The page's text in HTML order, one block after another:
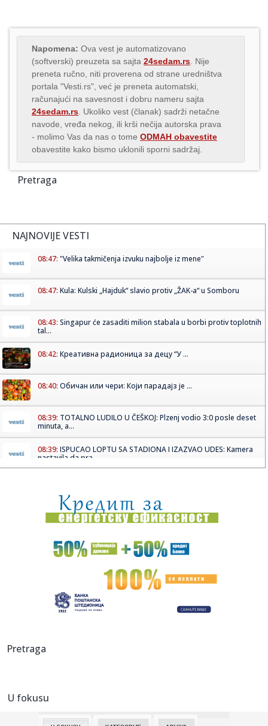
Napomena: Ova vest je automatizovano
(softverski) preuzeta sa sajta 24sedam.rs . Nije
preneta ručno, niti proverena od strane uredništva
portala "Vesti.rs", već je preneta automatski,
računajući na savesnost i dobru nameru sajta
24sedam.rs . Ukoliko vest (članak) sadrži netačne
navode, vređa nekog, ili krši nečija autorska prava
- molimo Vas da nas o tome ODMAH obavestite
obavestite kako bismo uklonili sporni sadržaj.
Pretraga
NAJNOVIJE VESTI
08:47: "Velika takmičenja izvuku najbolje iz mene"
08:47: Kula: Kulski „Hajduk“ slavio protiv „ŽAK-a“ u Somboru
08:43: Singapur će zasaditi milion stabala u borbi protiv toplotnih
tal...
08:42: Креативна радионица за децу “У ...
08:40: Обичан или чери: Који парадајз је ...
08:39: TOTALNO LUDILO U ČEŠKOJ: Plzenj vodio 3:0 posle deset
minuta, a...
08:39: ISPUCAO LOPTU SA STADIONA I IZAZVAO UDES: Kamera
nastavila da pra...
08:38:Jeziv napad u Beogradu: Devojka (18) povređena nožem!
08:38:Сајам екологије на Новосадском ...
Leto se ne predaje, i narednih dana sunčano i veoma toplo
08:35:On je zvanično najbolji mladi trubač u Guči: "Nastaviću da
železničk...
08:33:
Pretraga
U fokusu